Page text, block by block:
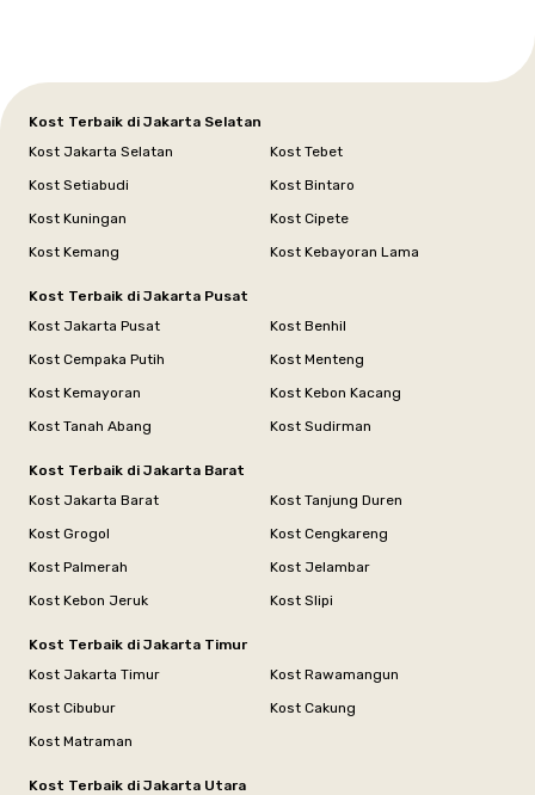
Kost Terbaik di Jakarta Selatan
Kost Jakarta Selatan
Kost Tebet
Kost Setiabudi
Kost Bintaro
Kost Kuningan
Kost Cipete
Kost Kemang
Kost Kebayoran Lama
Kost Terbaik di Jakarta Pusat
Kost Jakarta Pusat
Kost Benhil
Kost Cempaka Putih
Kost Menteng
Kost Kemayoran
Kost Kebon Kacang
Kost Tanah Abang
Kost Sudirman
Kost Terbaik di Jakarta Barat
Kost Jakarta Barat
Kost Tanjung Duren
Kost Grogol
Kost Cengkareng
Kost Palmerah
Kost Jelambar
Kost Kebon Jeruk
Kost Slipi
Kost Terbaik di Jakarta Timur
Kost Jakarta Timur
Kost Rawamangun
Kost Cibubur
Kost Cakung
Kost Matraman
Kost Terbaik di Jakarta Utara